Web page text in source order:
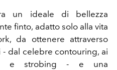
un ideale di bellezza
finto, adatto solo alla vita
da ottenere attraverso
dal celebre contouring, ai
e strobing - e una